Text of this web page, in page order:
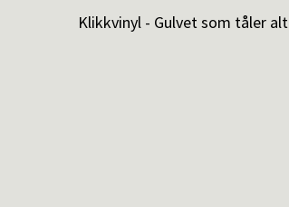
Klikkvinyl - Gulvet som tåler alt